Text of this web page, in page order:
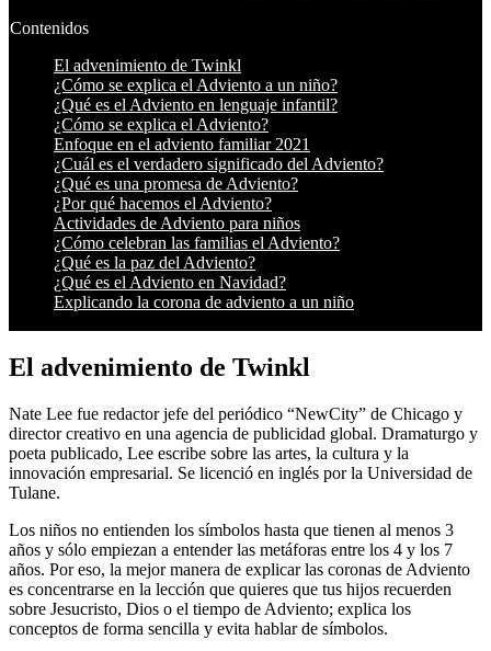
Contenidos
El advenimiento de Twinkl
¿Cómo se explica el Adviento a un niño?
¿Qué es el Adviento en lenguaje infantil?
¿Cómo se explica el Adviento?
Enfoque en el adviento familiar 2021
¿Cuál es el verdadero significado del Adviento?
¿Qué es una promesa de Adviento?
¿Por qué hacemos el Adviento?
Actividades de Adviento para niños
¿Cómo celebran las familias el Adviento?
¿Qué es la paz del Adviento?
¿Qué es el Adviento en Navidad?
Explicando la corona de adviento a un niño
El advenimiento de Twinkl
Nate Lee fue redactor jefe del periódico “NewCity” de Chicago y
director creativo en una agencia de publicidad global. Dramaturgo y
poeta publicado, Lee escribe sobre las artes, la cultura y la
innovación empresarial. Se licenció en inglés por la Universidad de
Tulane.
Los niños no entienden los símbolos hasta que tienen al menos 3
años y sólo empiezan a entender las metáforas entre los 4 y los 7
años. Por eso, la mejor manera de explicar las coronas de Adviento
es concentrarse en la lección que quieres que tus hijos recuerden
sobre Jesucristo, Dios o el tiempo de Adviento; explica los
conceptos de forma sencilla y evita hablar de símbolos.